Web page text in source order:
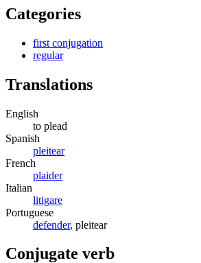
Categories
first conjugation
regular
Translations
English
to plead
Spanish
pleitear
French
plaider
Italian
litigare
Portuguese
defender, pleitear
Conjugate verb